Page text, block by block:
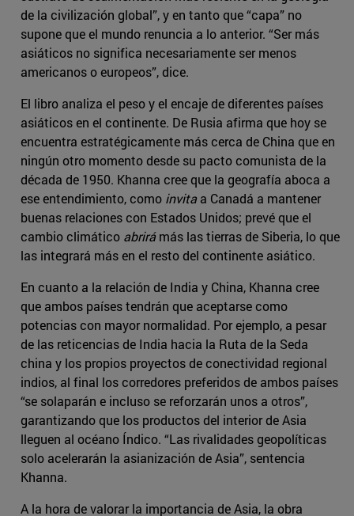
de la civilización global”, y en tanto que “capa” no
supone que el mundo renuncia a lo anterior. “Ser más
asiáticos no significa necesariamente ser menos
americanos o europeos”, dice.
El libro analiza el peso y el encaje de diferentes países
asiáticos en el continente. De Rusia afirma que hoy se
encuentra estratégicamente más cerca de China que en
ningún otro momento desde su pacto comunista de la
década de 1950. Khanna cree que la geografía aboca a
ese entendimiento, como invitaa Canadá a mantener
buenas relaciones con Estados Unidos; prevé que el
cambio climático abrirámás las tierras de Siberia, lo que
las integrará más en el resto del continente asiático.
En cuanto a la relación de India y China, Khanna cree
que ambos países tendrán que aceptarse como
potencias con mayor normalidad. Por ejemplo, a pesar
de las reticencias de India hacia la Ruta de la Seda
china y los propios proyectos de conectividad regional
indios, al final los corredores preferidos de ambos países
“se solaparán e incluso se reforzarán unos a otros”,
garantizando que los productos del interior de Asia
lleguen al océano Índico. “Las rivalidades geopolíticas
solo acelerarán la asianización de Asia”, sentencia
Khanna.
A la hora de valorar la importancia de Asia, la obra